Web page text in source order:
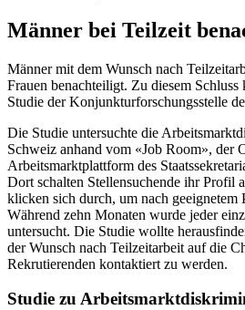
Männer bei Teilzeit
Männer mit dem Wunsch nach
Frauen benachteiligt. Zu diesem Schluss
Studie der Konjunkturforschungsstelle
Die Studie untersuchte die
Schweiz anhand vom «Job Room», der
Arbeitsmarktplattform des
Dort schalten Stellensuchende ihr Profil
klicken sich durch, um nach geeignetem
Während zehn Monaten wurde jeder
untersucht. Die Studie wollte
der Wunsch nach Teilzeitarbeit auf die
Rekrutierenden kontaktiert zu werden.
Studie zu